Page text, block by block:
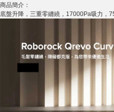
商品簡介：
底盤升降，三重零纏繞，17000Pa吸力，